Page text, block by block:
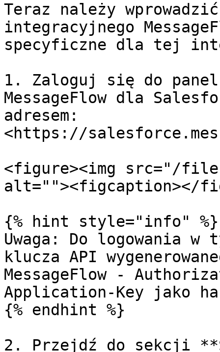
Teraz należy
integracyjnego
specyficzne dla tej
1. Zaloguj się do
MessageFlow dla
adresem:
<https://
<figure><img src="/files/
alt=""><figcaption></
{% hint style="info" %}
Uwaga: Do logowania
klucza API
MessageFlow -
Application-Key jako
{% endhint %}
2. Przejdź do sekcji